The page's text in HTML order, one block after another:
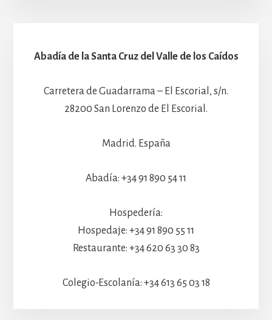
Abadía de la Santa Cruz del Valle de los Caídos
Carretera de Guadarrama – El Escorial, s/n.
28200 San Lorenzo de El Escorial.
Madrid. España
Abadía: +34 91 890 54 11
Hospedería:
Hospedaje: +34 91 890 55 11
Restaurante: +34 620 63 30 83
Colegio-Escolanía: +34 613 65 03 18